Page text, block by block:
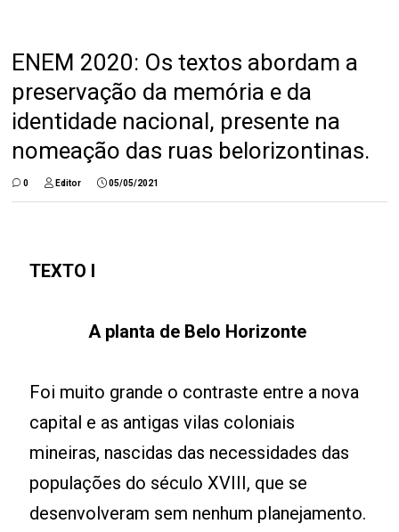
ENEM 2020: Os textos abordam a
preservação da memória e da
identidade nacional, presente na
nomeação das ruas belorizontinas.
0 Editor 05/05/2021
TEXTO I
A planta de Belo Horizonte
Foi muito grande o contraste entre a nova
capital e as antigas vilas coloniais
mineiras, nascidas das necessidades das
populações do século XVIII, que se
desenvolveram sem nenhum planejamento.